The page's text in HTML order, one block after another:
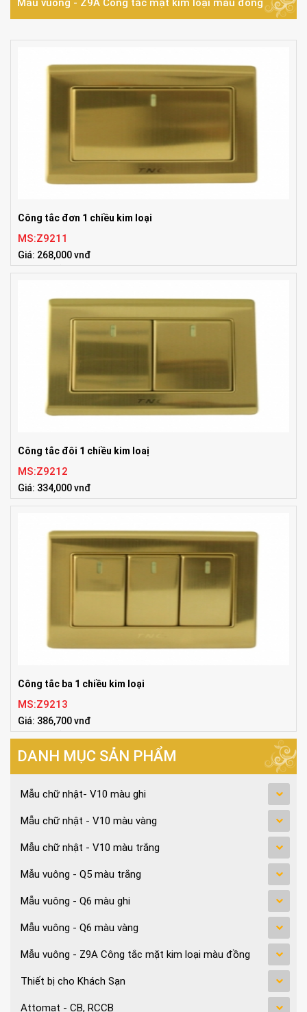
Mẫu vuông - Z9A Công tắc mặt kim loại màu đồng
Công tắc đơn 1 chiều kim loại
MS:Z9211
Giá: 268,000 vnđ
Tiêu chuẩn:86x86mm
Công tắc đôi 1 chiều kim loaị
MS:Z9212
Giá: 334,000 vnđ
Tiêu chuẩn:86x86mm
Công tắc ba 1 chiều kim loại
MS:Z9213
Giá: 386,700 vnđ
Tiêu chuẩn:86x86mm
DANH MỤC SẢN PHẨM
Mẫu chữ nhật- V10 màu ghi
Mẫu chữ nhật - V10 màu vàng
Mẫu chữ nhật - V10 màu trắng
Mẫu vuông - Q5 màu trắng
Mẫu vuông - Q6 màu ghi
Mẫu vuông - Q6 màu vàng
Mẫu vuông - Z9A Công tắc mặt kim loại màu đồng
Thiết bị cho Khách Sạn
Attomat - CB, RCCB